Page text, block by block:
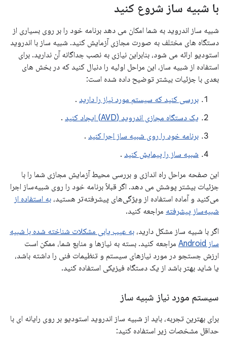
با شبیه ساز شروع کنید
شبیه ساز اندروید به شما امکان می دهد برنامه خود را بر روی بسیاری از
دستگاه های مختلف به صورت مجازی آزمایش کنید. شبیه ساز با اندروید
استودیو ارائه می شود، بنابراین نیازی به نصب جداگانه آن ندارید. برای
استفاده از شبیه ساز، این مراحل اولیه را دنبال کنید که در بخش های
بعدی با جزئیات بیشتر توضیح داده شده است:
بررسی کنید که سیستم مورد نیاز را دارید .
یک دستگاه مجازی اندروید (AVD) ایجاد کنید
.
برنامه خود را روی شبیه ساز اجرا کنید .
شبیه ساز را پیمایش کنید .
این صفحه مراحل راه اندازی و بررسی محیط آزمایش مجازی شما را با
جزئیات بیشتر پوشش می دهد. اگر قبلاً برنامه خود را روی شبیه‌ساز اجرا
می‌کنید و آماده استفاده از ویژگی‌های پیشرفته‌تر هستید، به استفاده از
شبیه‌ساز پیشرفته مراجعه کنید.
اگر با شبیه ساز مشکل دارید، به عیب یابی مشکلات شناخته شده با شبیه
ساز Android
مراجعه کنید. بسته به نیازها و منابع شما، ممکن است
ارزش جستجو در مورد نیازهای سیستم و تنظیمات فنی را داشته باشد،
یا شاید بهتر باشد از یک دستگاه فیزیکی استفاده کنید.
سیستم مورد نیاز شبیه ساز
برای بهترین تجربه، باید از شبیه ساز اندروید استودیو بر روی رایانه ای با
حداقل مشخصات زیر استفاده کنید: